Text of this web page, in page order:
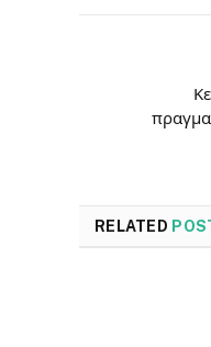
RELATED